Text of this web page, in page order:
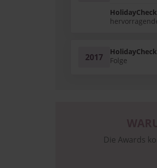
2017
Folge
Die Awards